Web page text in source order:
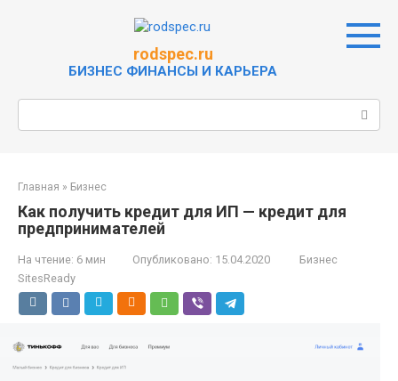
rodspec.ru
БИЗНЕС ФИНАНСЫ И КАРЬЕРА
Главная » Бизнес
Как получить кредит для ИП — кредит для
предпринимателей
На чтение: 6 мин Опубликовано: 15.04.2020
Бизнес
SitesReady